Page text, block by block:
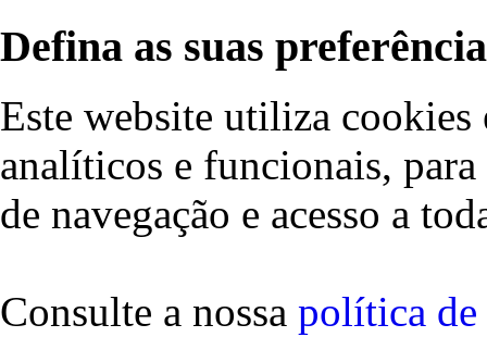
Defina as suas
Este website utiliza cookies
analíticos e funcionais,
de navegação e acesso a
Consulte a nossa política de